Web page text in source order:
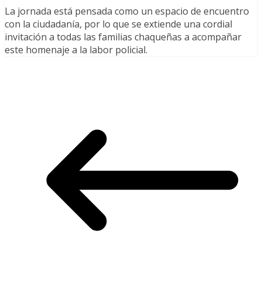
La jornada está pensada como un espacio de encuentro
con la ciudadanía, por lo que se extiende una cordial
invitación a todas las familias chaqueñas a acompañar
este homenaje a la labor policial.